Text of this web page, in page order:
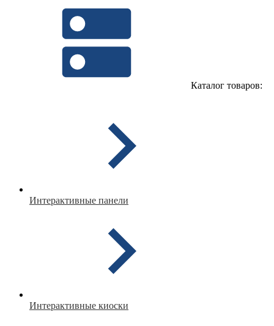
Каталог товаров:
Интерактивные панели
Интерактивные киоски